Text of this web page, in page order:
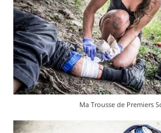
Ma Trousse de Premiers